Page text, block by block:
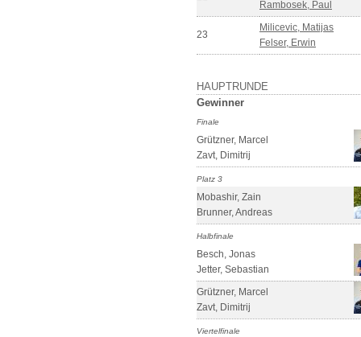
Rambosek, Paul
23
Milicevic, Matijas
Felser, Erwin
HAUPTRUNDE
Gewinner
Finale
Grützner, Marcel
Zavt, Dimitrij
Platz 3
Mobashir, Zain
Brunner, Andreas
Halbfinale
Besch, Jonas
Jetter, Sebastian
Grützner, Marcel
Zavt, Dimitrij
Viertelfinale